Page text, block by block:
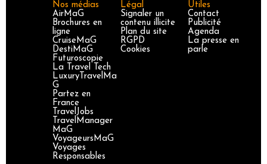
Nos médias
AirMaG
Brochures en
ligne
CruiseMaG
DestiMaG
Futuroscopie
La Travel Tech
LuxuryTravelMa
G
Partez en
France
TravelJobs
TravelManager
MaG
VoyageursMaG
Voyages
Responsables
Légal
Signaler un
contenu illicite
Plan du site
RGPD
Cookies
Utiles
Contact
Publicité
Agenda
La presse en
parle